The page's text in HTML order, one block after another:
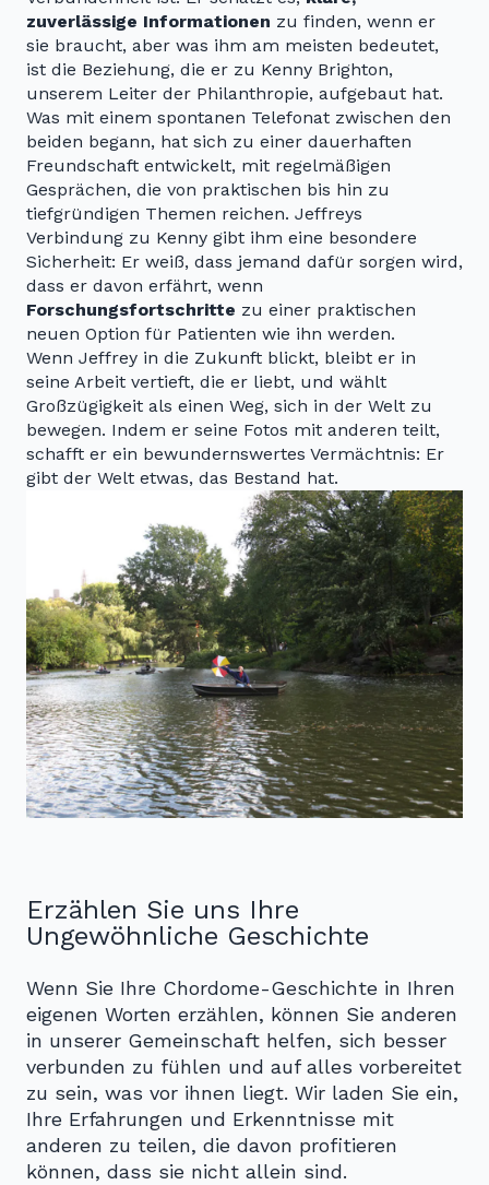
zuverlässige Informationen zu finden, wenn er
sie braucht, aber was ihm am meisten bedeutet,
ist die Beziehung, die er zu Kenny Brighton,
unserem Leiter der Philanthropie, aufgebaut hat.
Was mit einem spontanen Telefonat zwischen den
beiden begann, hat sich zu einer dauerhaften
Freundschaft entwickelt, mit regelmäßigen
Gesprächen, die von praktischen bis hin zu
tiefgründigen Themen reichen. Jeffreys
Verbindung zu Kenny gibt ihm eine besondere
Sicherheit: Er weiß, dass jemand dafür sorgen wird,
dass er davon erfährt, wenn
Forschungsfortschritte zu einer praktischen
neuen Option für Patienten wie ihn werden.
Wenn Jeffrey in die Zukunft blickt, bleibt er in
seine Arbeit vertieft, die er liebt, und wählt
Großzügigkeit als einen Weg, sich in der Welt zu
bewegen. Indem er seine Fotos mit anderen teilt,
schafft er ein bewundernswertes Vermächtnis: Er
gibt der Welt etwas, das Bestand hat.
Erzählen Sie uns Ihre
Ungewöhnliche Geschichte
Wenn Sie Ihre Chordome-Geschichte in Ihren
eigenen Worten erzählen, können Sie anderen
in unserer Gemeinschaft helfen, sich besser
verbunden zu fühlen und auf alles vorbereitet
zu sein, was vor ihnen liegt. Wir laden Sie ein,
Ihre Erfahrungen und Erkenntnisse mit
anderen zu teilen, die davon profitieren
können, dass sie nicht allein sind.